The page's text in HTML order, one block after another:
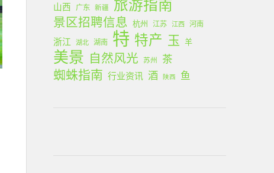
山西 广东 新疆 旅游指南
景区招聘信息 杭州 江苏 江西 河南
浙江 湖北 湖南 特 特产 玉 羊
美景 自然风光 苏州 茶
蜘蛛指南 行业资讯 酒 陕西 鱼